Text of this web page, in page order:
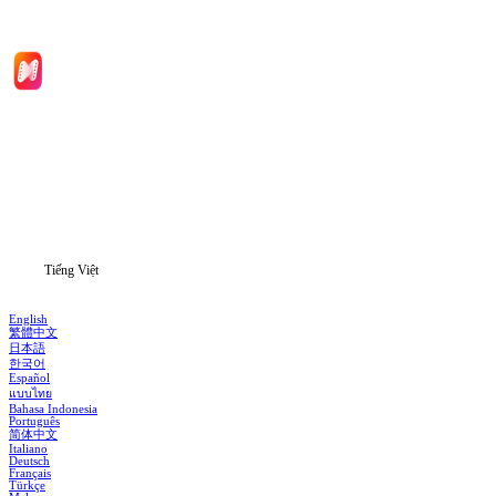
Tiếng Việt
English
繁體中文
日本語
한국어
Español
แบบไทย
Bahasa Indonesia
Português
简体中文
Italiano
Deutsch
Français
Türkçe